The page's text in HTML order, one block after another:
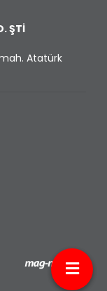
ŞTİ
mah. Atatürk